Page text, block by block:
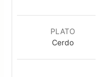
PLATO
Cerdo